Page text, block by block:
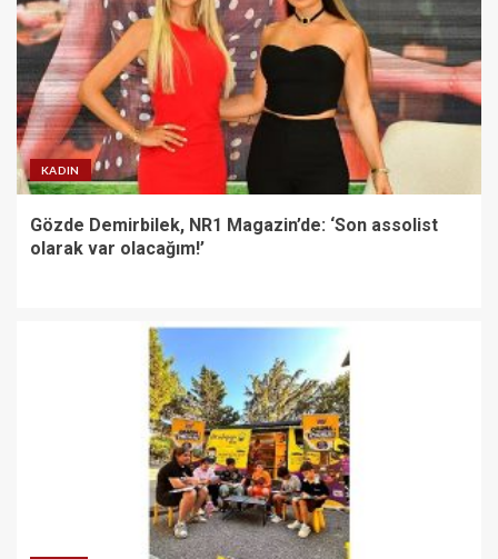
KADIN
Gözde Demirbilek, NR1 Magazin’de: ‘Son assolist
olarak var olacağım!’